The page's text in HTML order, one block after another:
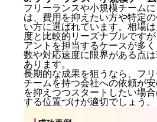
フリーランスや小規模チーム
は、費用を抑えたい方や特定
い方に選ばれています。相場
度と比較的リーズナブルです
アントを担当するケースが多
数や対応速度に限界がある点
あります。
長期的な成果を狙うなら、フ
チームを持つ会社への依頼が
を抑えつつスタートしたい場
する位置づけが適切でしょう。